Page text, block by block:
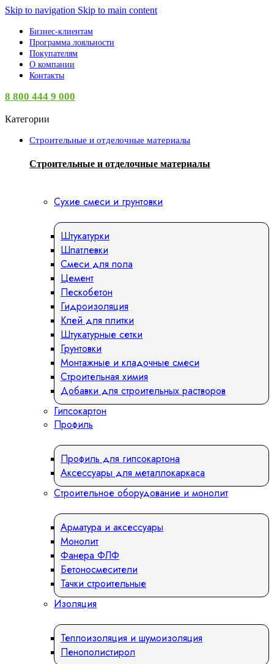
Skip to navigation Skip to main content
Бизнес-клиентам
Программа лояльности
Покупателям
О компании
Контакты
8 800 444 9 000
Категории
Строительные и отделочные материалы
Строительные и отделочные материалы
Сухие смеси и грунтовки
Штукатурки
Шпатлевки
Смеси для пола
Цемент
Пескобетон
Гидроизоляция
Клей для плитки
Штукатурные сетки
Грунтовки
Монтажные и кладочные смеси
Строительная химия
Добавки для строительных растворов
Гипсокартон
Профиль
Профиль для гипсокартона
Аксессуары для металлокаркаса
Строительное оборудование и монолит
Арматура и аксессуары
Монолит
Фанера ФЛФ
Бетоносмесители
Тачки строительные
Изоляция
Теплоизоляция и шумоизоляция
Пенополистирол